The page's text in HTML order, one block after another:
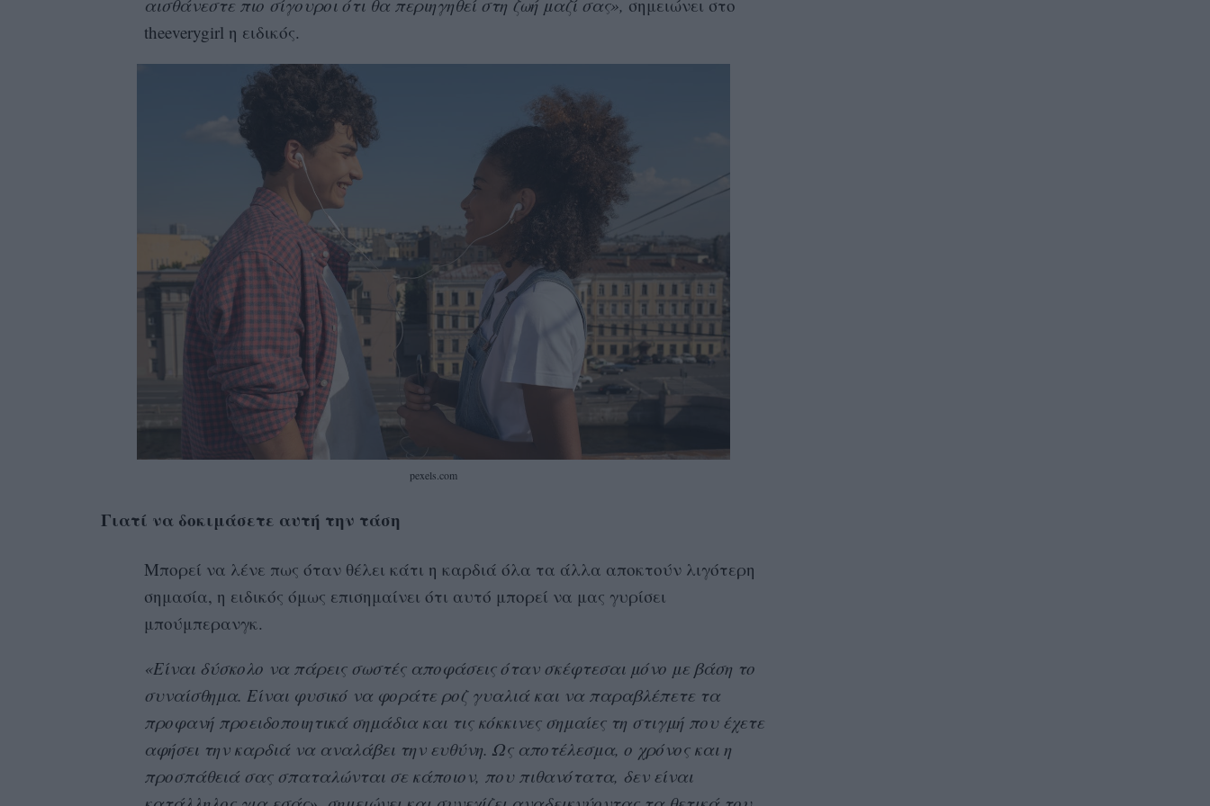
αισθάνεστε πιο σίγουροι ότι θα περιηγηθεί στη ζωή μαζί σας», σημειώνει στο
theeverygirl η ειδικός.
pexels.com
Γιατί να δοκιμάσετε αυτή την τάση
Μπορεί να λένε πως όταν θέλει κάτι η καρδιά όλα τα άλλα αποκτούν λιγότερη
σημασία, η ειδικός όμως επισημαίνει ότι αυτό μπορεί να μας γυρίσει
μπούμπερανγκ.
«Είναι δύσκολο να πάρεις σωστές αποφάσεις όταν σκέφτεσαι μόνο με βάση το
συναίσθημα. Είναι φυσικό να φοράτε ροζ γυαλιά και να παραβλέπετε τα
προφανή προειδοποιητικά σημάδια και τις κόκκινες σημαίες τη στιγμή που έχετε
αφήσει την καρδιά να αναλάβει την ευθύνη. Ως αποτέλεσμα, ο χρόνος και η
προσπάθειά σας σπαταλώνται σε κάποιον, που πιθανότατα, δεν είναι